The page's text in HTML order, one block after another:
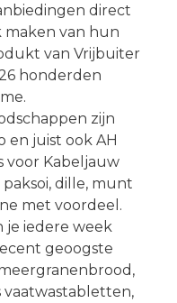
direct
van hun
van Vrijbuiter
honderden
zijn
en juist ook AH
voor Kabeljauw
dille, munt
met voordeel.
je iedere week
geoogste
vaatwastabletten,